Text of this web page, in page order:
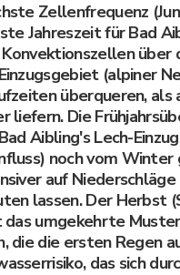
Zellenfrequenz
Jahreszeit für Bad
über
(alpiner
überqueren,
liefern. Die
Aibling's Lech-
noch vom
auf
lassen. Der Herbst
das umgekehrte
die die ersten Regen
das sich